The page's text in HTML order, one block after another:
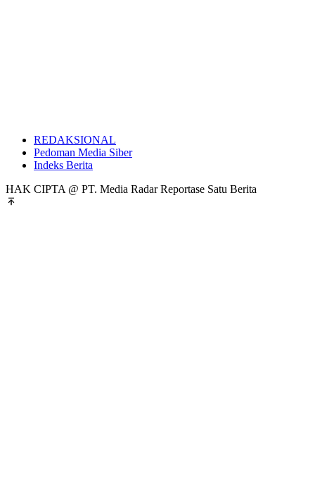
REDAKSIONAL
Pedoman Media Siber
Indeks Berita
HAK CIPTA @ PT. Media Radar Reportase Satu Berita